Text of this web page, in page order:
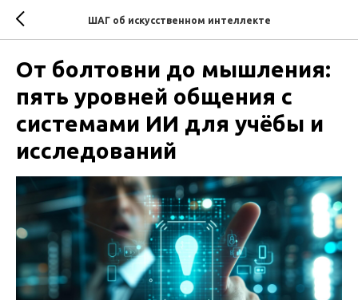
ШАГ об искусственном интеллекте
От болтовни до мышления:
пять уровней общения с
системами ИИ для учёбы и
исследований